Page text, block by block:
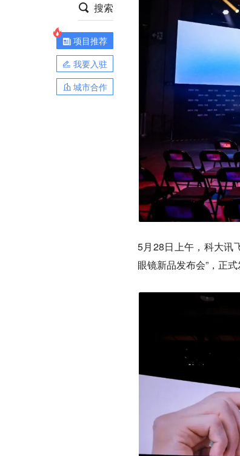
搜索
项目推荐
我要入驻
城市合作
5月28日上午，科大讯
眼镜新品发布会”，正